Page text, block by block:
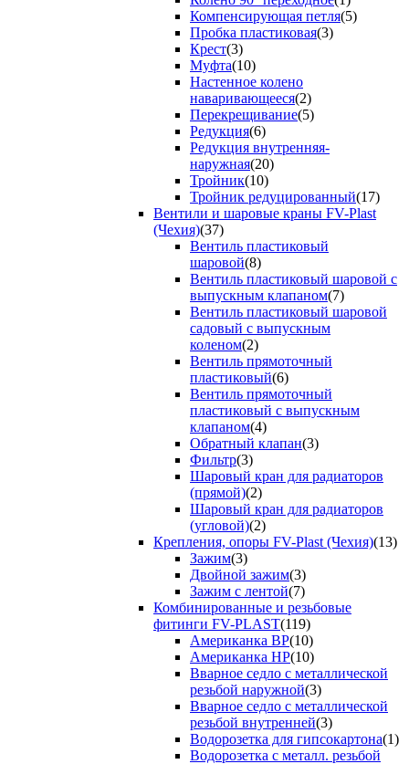
Компенсирующая петля(5)
Пробка пластиковая(3)
Крест(3)
Муфта(10)
Настенное колено
наваривающееся(2)
Перекрещивание(5)
Редукция(6)
Редукция внутренняя-
наружная(20)
Тройник(10)
Тройник редуцированный(17)
Вентили и шаровые краны FV-Plast
(Чехия)(37)
Вентиль пластиковый
шаровой(8)
Вентиль пластиковый шаровой с
выпускным клапаном(7)
Вентиль пластиковый шаровой
садовый с выпускным
коленом(2)
Вентиль прямоточный
пластиковый(6)
Вентиль прямоточный
пластиковый с выпускным
клапаном(4)
Обратный клапан(3)
Фильтр(3)
Шаровый кран для радиаторов
(прямой)(2)
Шаровый кран для радиаторов
(угловой)(2)
Крепления, опоры FV-Plast (Чехия)(13)
Зажим(3)
Двойной зажим(3)
Зажим с лентой(7)
Комбинированные и резьбовые
фитинги FV-PLAST(119)
Американка ВР(10)
Американка НР(10)
Вварное седло с металлической
резьбой наружной(3)
Вварное седло с металлической
резьбой внутренней(3)
Водорозетка для гипсокартона(1)
Водорозетка с металл. резьбой